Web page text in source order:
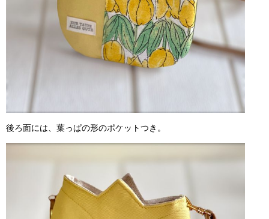
後ろ面には、葉っぱの形のポケットつき。